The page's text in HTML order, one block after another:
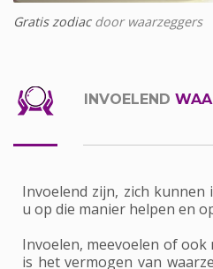
Gratis zodiacdoor waarzeggers
INVOELEND
Invoelend zijn, zich
u op die manier helpen en
Invoelen, meevoelen of
is het vermogen van